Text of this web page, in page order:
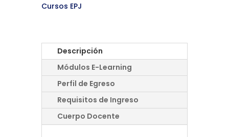
Cursos EPJ
Descripción
Módulos E-Learning
Perfil de Egreso
Requisitos de Ingreso
Cuerpo Docente